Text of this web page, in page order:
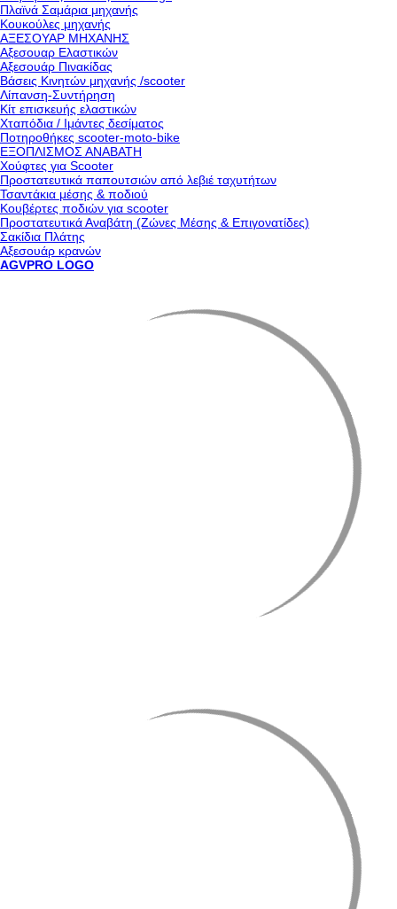
Πλαϊνά Σαμάρια μηχανής
Κουκούλες μηχανής
ΑΞΕΣΟΥΑΡ ΜΗΧΑΝΗΣ
Αξεσουαρ Ελαστικών
Αξεσουάρ Πινακίδας
Βάσεις Κινητών μηχανής /scooter
Λίπανση-Συντήρηση
Κίτ επισκευής ελαστικών
Χταπόδια / Ιμάντες δεσίματος
Ποτηροθήκες scooter-moto-bike
ΕΞΟΠΛΙΣΜΟΣ ΑΝΑΒΑΤΗ
Χούφτες για Scooter
Προστατευτικά παπουτσιών από λεβιέ ταχυτήτων
Τσαντάκια μέσης & ποδιού
Κουβέρτες ποδιών για scooter
Προστατευτικά Αναβάτη (Ζώνες Μέσης & Επιγονατίδες)
Σακίδια Πλάτης
Αξεσουάρ κρανών
AGVPRO LOGO